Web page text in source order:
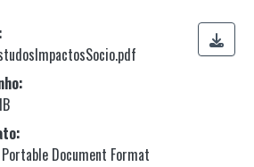
Document Format